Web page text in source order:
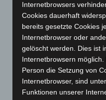
März 2024(103)
Februar 2024(103)
Januar 2024(111)
Dezember 2023(130)
November 2023(130)
Oktober 2023(114)
September 2023(133)
Internetbrowsers
Cookies dauerhaft
bereits gesetzte Cookies
Internetbrowser oder
gelöscht werden. Dies ist
Internetbrowsern
Person die Setzung von
Internetbrowser, sind
Funktionen unserer